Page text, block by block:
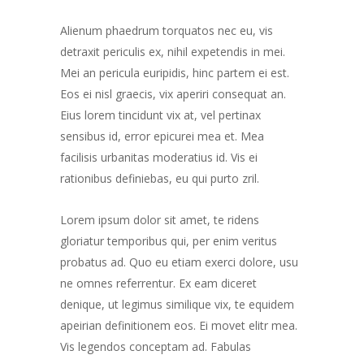
Alienum phaedrum torquatos nec eu, vis
detraxit periculis ex, nihil expetendis in mei.
Mei an pericula euripidis, hinc partem ei est.
Eos ei nisl graecis, vix aperiri consequat an.
Eius lorem tincidunt vix at, vel pertinax
sensibus id, error epicurei mea et. Mea
facilisis urbanitas moderatius id. Vis ei
rationibus definiebas, eu qui purto zril.
Lorem ipsum dolor sit amet, te ridens
gloriatur temporibus qui, per enim veritus
probatus ad. Quo eu etiam exerci dolore, usu
ne omnes referrentur. Ex eam diceret
denique, ut legimus similique vix, te equidem
apeirian definitionem eos. Ei movet elitr mea.
Vis legendos conceptam ad. Fabulas